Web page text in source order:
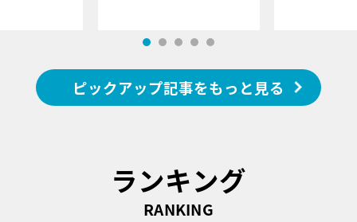
ピックアップ記事をもっと見る
ランキング
RANKING